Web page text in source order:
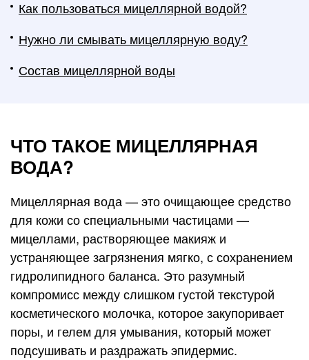
Как пользоваться мицеллярной водой?
Нужно ли смывать мицеллярную воду?
Состав мицеллярной воды
ЧТО ТАКОЕ МИЦЕЛЛЯРНАЯ
ВОДА?
Мицеллярная вода — это очищающее средство
для кожи со специальными частицами —
мицеллами, растворяющее макияж и
устраняющее загрязнения мягко, с сохранением
гидролипидного баланса. Это разумный
компромисс между слишком густой текстурой
косметического молочка, которое закупоривает
поры, и гелем для умывания, который может
подсушивать и раздражать эпидермис.